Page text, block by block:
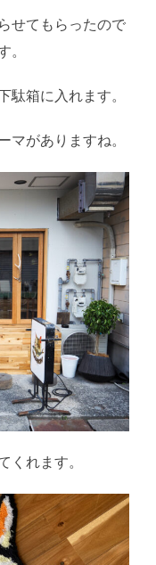
せてもらったので
。
駄箱に入れます。
がありますね。
くれます。